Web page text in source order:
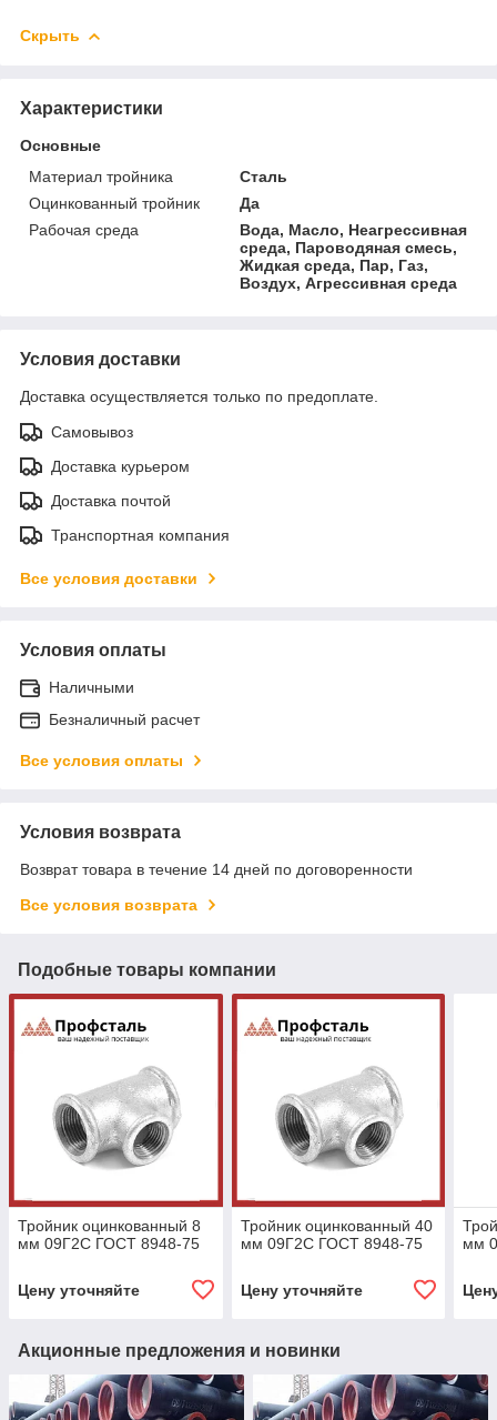
Скрыть
Характеристики
Основные
Материал тройника
Сталь
Оцинкованный тройник
Да
Рабочая среда
Вода, Масло, Неагрессивная
среда, Пароводяная смесь,
Жидкая среда, Пар, Газ,
Воздух, Агрессивная среда
Условия доставки
Доставка осуществляется только по предоплате.
Самовывоз
Доставка курьером
Доставка почтой
Транспортная компания
Все условия доставки
Условия оплаты
Наличными
Безналичный расчет
Все условия оплаты
Условия возврата
Возврат товара в течение 14 дней по договоренности
Все условия возврата
Подобные товары компании
Тройник оцинкованный 8
мм 09Г2С ГОСТ 8948-75
Цену уточняйте
Тройник оцинкованный 40
мм 09Г2С ГОСТ 8948-75
Цену уточняйте
мм
Акционные предложения и новинки